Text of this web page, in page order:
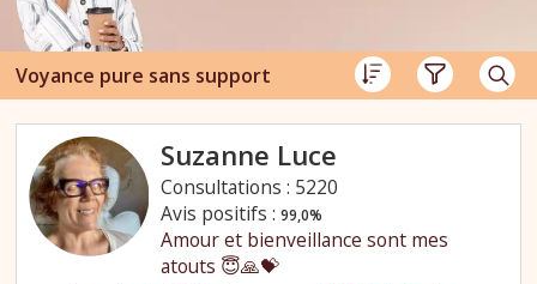
Voyance pure sans support